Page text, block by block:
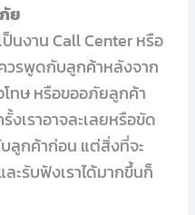
ย
ป็นงาน Call Center หรือ
วรพูดกับลูกค้าหลังจาก
โทษ หรือขออภัยลูกค้า
งเราอาจละเลยหรือขัด
ลูกค้าก่อน แต่สิ่งที่จะ
ะรับฟังเราได้มากขึ้นก็